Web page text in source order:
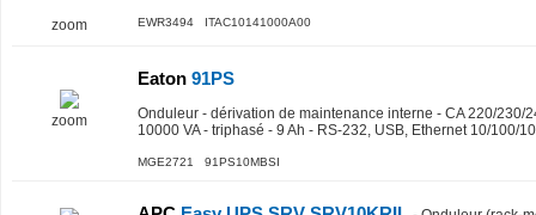
zoom EWR3494 ITAC10141000A00
zoom
Eaton 91PS
Onduleur - dérivation de maintenance interne - CA 220/230/
10000 VA - triphasé - 9 Ah - RS-232, USB, Ethernet 10/100/
MGE2721 91PS10MBSI